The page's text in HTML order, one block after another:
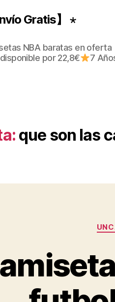
Gratis】 ⋆
NBA baratas en oferta
por 22,8€
7
que son las